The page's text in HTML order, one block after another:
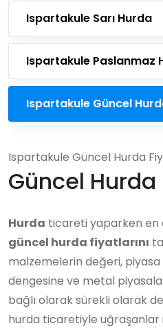
Ispartakule Sarı Hurda
Ispartakule Paslanmaz
Ispartakule Güncel
Ispartakule Güncel Hurda
Güncel Hurda
Hurda ticareti yaparken en
güncel hurda fiyatlarını
malzemelerin değeri, piyasa
dengesine ve metal
bağlı olarak sürekli olarak
hurda ticaretiyle uğraşanlar